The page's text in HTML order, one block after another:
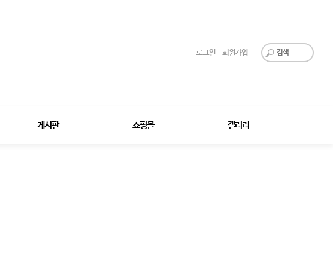
로그인 회원가입
게시판 쇼핑몰 갤러리